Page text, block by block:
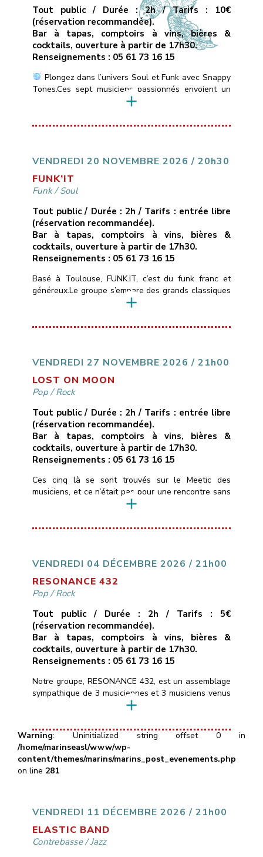
Tout public / Durée : 2h / Tarifs : 10€
(réservation recommandée).
Bar à tapas, comptoirs à vins, bières &
cocktails, ouverture à partir de 17h30.
Renseignements : 05 61 73 16 15
Plongez dans l’univers Soul et Funk avec Snappy
Tones.Ces sept musiciens passionnés envoient un
son vif et énergique des incontournables de la Soul
du Funk: Jamiroquai, Chaka Khan, Earth, Wind &
conso )
Les Marins d’Eau […]
VENDREDI 20 NOVEMBRE 2026 / 20h30
FUNK’IT
Funk/Soul
Tout public / Durée : 2h / Tarifs : entrée libre
(réservation recommandée).
Bar à tapas, comptoirs à vins, bières &
cocktails, ouverture à partir de 17h30.
Renseignements : 05 61 73 16 15
Basé à Toulouse, FUNK.IT, c’est du funk franc et
généreux.Le groupe s’empare des grands classiques
du funk, de la soul et du groove — de Stevie
et les réarrange à sa façon : nouveaux grooves,
VENDREDI 27 NOVEMBRE 2026 / 21h00
LOST ON MOON
Pop/Rock
Tout public / Durée : 2h / Tarifs : entrée libre
(réservation recommandée).
Bar à tapas, comptoirs à vins, bières &
cocktails, ouverture à partir de 17h30.
Renseignements : 05 61 73 16 15
Ces cinq là se sont trouvés sur le Meetic des
musiciens, et ce n’était pas pour une rencontre sans
lendemain …Ils personnalisent depuis quelques
Gossip, Muse, Fleetwood Mac, Lavilliers…) pour leur
Christelle […]
VENDREDI 04 DÉCEMBRE 2026 / 21h00
RESONANCE 432
Pop/Rock
Tout public / Durée : 2h / Tarifs : 5€
(réservation recommandée).
Bar à tapas, comptoirs à vins, bières &
cocktails, ouverture à partir de 17h30.
Renseignements : 05 61 73 16 15
Notre groupe, RESONANCE 432, est un assemblage
sympathique de 3 musiciennes et 3 musiciens venus
d’horizons différents, et heureux de mettre en
réinterprétons un répertoire éclectique de titres pop
rock des dernières décennies alternant rythmes
dynamiques (Eurythmics, Clash, AC/DC, …) et
musiques plus intimistes (Alannah Myles, Murray
Head, Portishead…) ainsi que […]
Warning: Uninitialized string offset 0 in
/home/marinseasl/www/wp-
content/themes/marins/marins_post_evenements.php
on line 281
VENDREDI 11 DÉCEMBRE 2026 / 21h00
ELASTIC BAND
Contrebasse/Jazz